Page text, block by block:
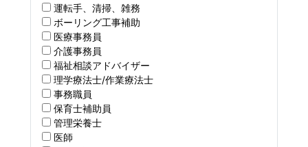
運転手、清掃、雑務
ボーリング工事補助
医療事務員
介護事務員
福祉相談アドバイザー
理学療法士/作業療法士
事務職員
保育士補助員
管理栄養士
医師